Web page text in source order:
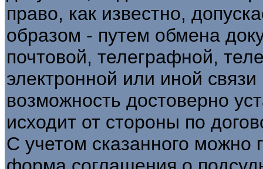
право, как известно,
образом - путем обмена
почтовой, телеграфной,
электронной или иной
возможность достоверно
исходит от стороны по
С учетом сказанного можно